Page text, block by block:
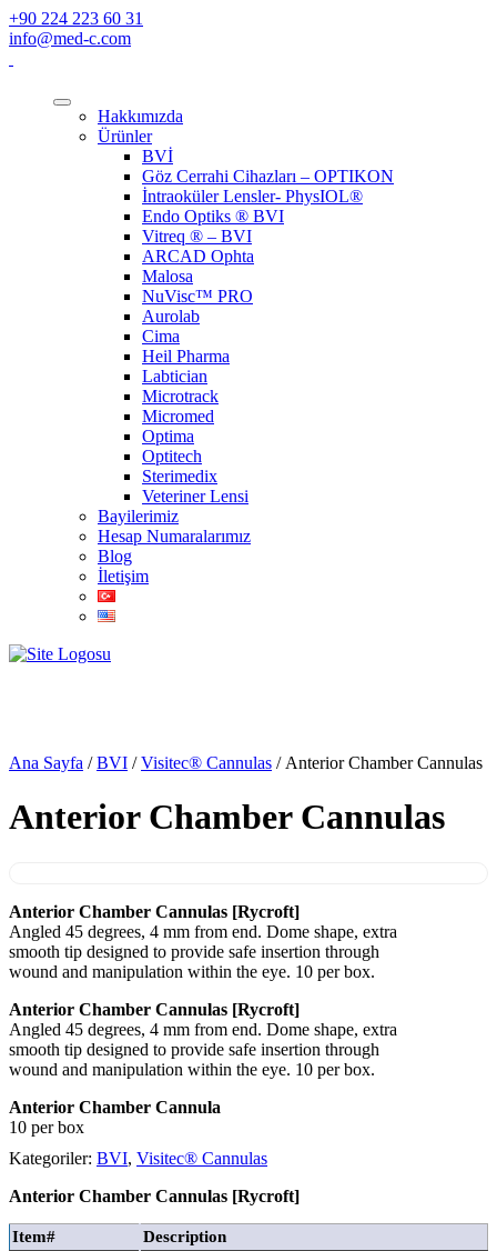
+90 224 223 60 31
info@med-c.com
Hakkımızda
Ürünler
BVİ
Göz Cerrahi Cihazları – OPTIKON
İntraoküler Lensler- PhysIOL®
Endo Optiks ® BVI
Vitreq ® – BVI
ARCAD Ophta
Malosa
NuVisc™ PRO
Aurolab
Cima
Heil Pharma
Labtician
Microtrack
Micromed
Optima
Optitech
Sterimedix
Veteriner Lensi
Bayilerimiz
Hesap Numaralarımız
Blog
İletişim
Ana Sayfa /BVI /Visitec® Cannulas / Anterior Chamber Cannulas
Anterior Chamber Cannulas
Anterior Chamber Cannulas [Rycroft]
Angled 45 degrees, 4 mm from end. Dome shape, extra
smooth tip designed to provide safe insertion through
wound and manipulation within the eye. 10 per box.
Anterior Chamber Cannulas [Rycroft]
Angled 45 degrees, 4 mm from end. Dome shape, extra
smooth tip designed to provide safe insertion through
wound and manipulation within the eye. 10 per box.
Anterior Chamber Cannula
10 per box
Kategoriler: BVI, Visitec® Cannulas
Anterior Chamber Cannulas [Rycroft]
Item# Description